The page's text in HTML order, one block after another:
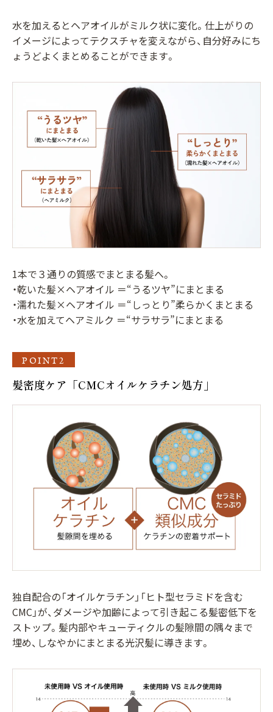
水を加えるとヘアオイルがミルク状に変化。仕上がりの
イメージによってテクスチャを変えながら、自分好みにち
ょうどよくまとめることができます。
1本で３通りの質感でまとまる髪へ。
・乾いた髪×ヘアオイル ＝“うるツヤ”にまとまる
・濡れた髪×ヘアオイル ＝“しっとり”柔らかくまとまる
・水を加えてヘアミルク ＝“サラサラ”にまとまる
POINT2
髪密度ケア「CMCオイルケラチン処方」
独自配合の「オイルケラチン」「ヒト型セラミドを含む
CMC」が、ダメージや加齢によって引き起こる髪密低下を
ストップ。髪内部やキューティクルの髪隙間の隅々まで
埋め、しなやかにまとまる光沢髪に導きます。